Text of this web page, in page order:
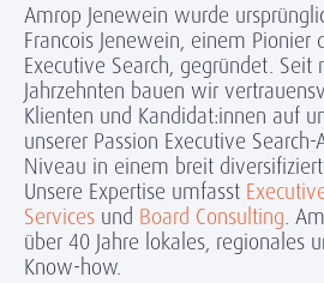
Amrop Jenewein wurde
Francois Jenewein, einem Pionier
Executive Search, gegründet. Seit
Jahrzehnten bauen wir
Klienten und Kandidat:innen auf
unserer Passion Executive
Niveau in einem breit
Unsere Expertise umfasst
Services und Board Consulting.
über 40 Jahre lokales, regionales
Know-how.